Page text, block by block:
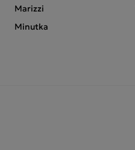
Marizzi
Minutka